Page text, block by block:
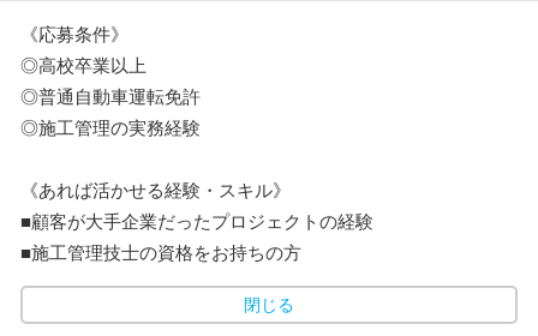
《応募条件》
◎高校卒業以上
◎普通自動車運転免許
◎施工管理の実務経験
《あれば活かせる経験・スキル》
■顧客が大手企業だったプロジェクトの経験
■施工管理技士の資格をお持ちの方
閉じる